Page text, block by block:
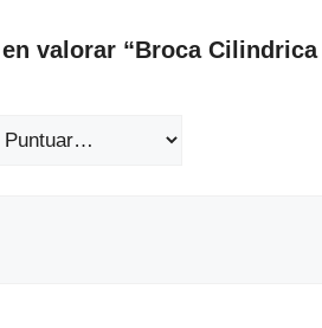
valorar “Broca Cilindrica